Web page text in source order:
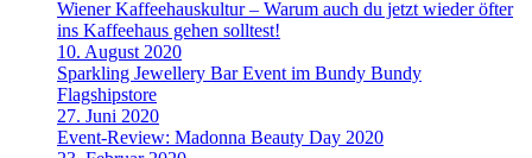
Wiener Kaffeehauskultur – Warum auch du jetzt wieder öfter
ins Kaffeehaus gehen solltest!
10. August 2020
Sparkling Jewellery Bar Event im Bundy Bundy
Flagshipstore
27. Juni 2020
Event-Review: Madonna Beauty Day 2020